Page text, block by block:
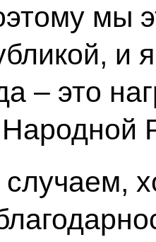
мы
и
– это
случаем,